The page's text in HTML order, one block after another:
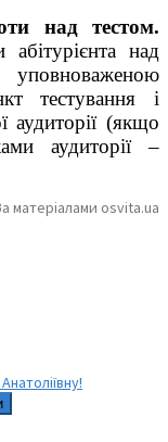
над тестом.
над
уповноваженою
тестування і
аудиторії (якщо
аудиторії –
матеріалами osvita.ua